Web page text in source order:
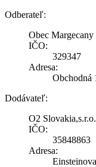
Odberateľ:
Obec Margecany
IČO:
329347
Adresa:
Obchodná
Dodávateľ:
O2 Slovakia,s.r.o.
IČO:
35848863
Adresa: